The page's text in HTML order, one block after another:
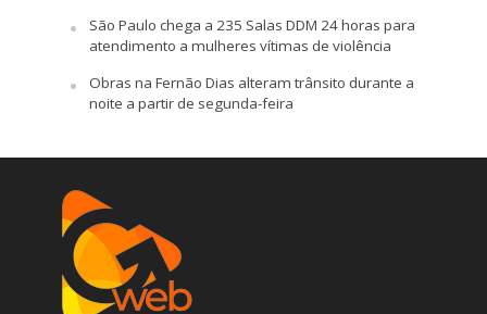
São Paulo chega a 235 Salas DDM 24 horas para
atendimento a mulheres vítimas de violência
Obras na Fernão Dias alteram trânsito durante a
noite a partir de segunda-feira